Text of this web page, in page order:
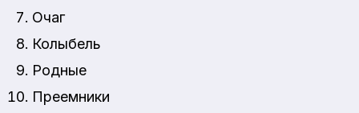
Очаг
Колыбель
Родные
Преемники